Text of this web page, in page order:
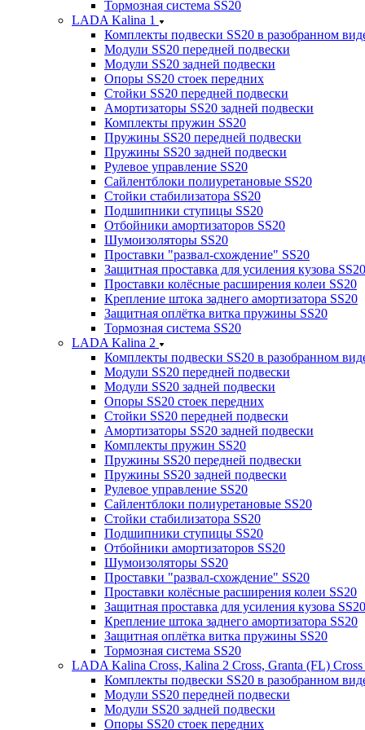
Тормозная система SS20
LADA Kalina 1
Комплекты подвески SS20 в разобранном
Модули SS20 передней подвески
Модули SS20 задней подвески
Опоры SS20 стоек передних
Стойки SS20 передней подвески
Амортизаторы SS20 задней подвески
Комплекты пружин SS20
Пружины SS20 передней подвески
Пружины SS20 задней подвески
Рулевое управление SS20
Сайлентблоки полиуретановые SS20
Стойки стабилизатора SS20
Подшипники ступицы SS20
Отбойники амортизаторов SS20
Шумоизоляторы SS20
Проставки "развал-схождение" SS20
Защитная проставка для усиления кузова SS20
Проставки колёсные расширения колеи SS20
Крепление штока заднего амортизатора SS20
Защитная оплётка витка пружины SS20
Тормозная система SS20
LADA Kalina 2
Комплекты подвески SS20 в разобранном
Модули SS20 передней подвески
Модули SS20 задней подвески
Опоры SS20 стоек передних
Стойки SS20 передней подвески
Амортизаторы SS20 задней подвески
Комплекты пружин SS20
Пружины SS20 передней подвески
Пружины SS20 задней подвески
Рулевое управление SS20
Сайлентблоки полиуретановые SS20
Стойки стабилизатора SS20
Подшипники ступицы SS20
Отбойники амортизаторов SS20
Шумоизоляторы SS20
Проставки "развал-схождение" SS20
Проставки колёсные расширения колеи SS20
Защитная проставка для усиления кузова SS20
Крепление штока заднего амортизатора SS20
Защитная оплётка витка пружины SS20
Тормозная система SS20
LADA Kalina Cross, Kalina 2 Cross, Granta (FL) Cross
Комплекты подвески SS20 в разобранном
Модули SS20 передней подвески
Модули SS20 задней подвески
Опоры SS20 стоек передних